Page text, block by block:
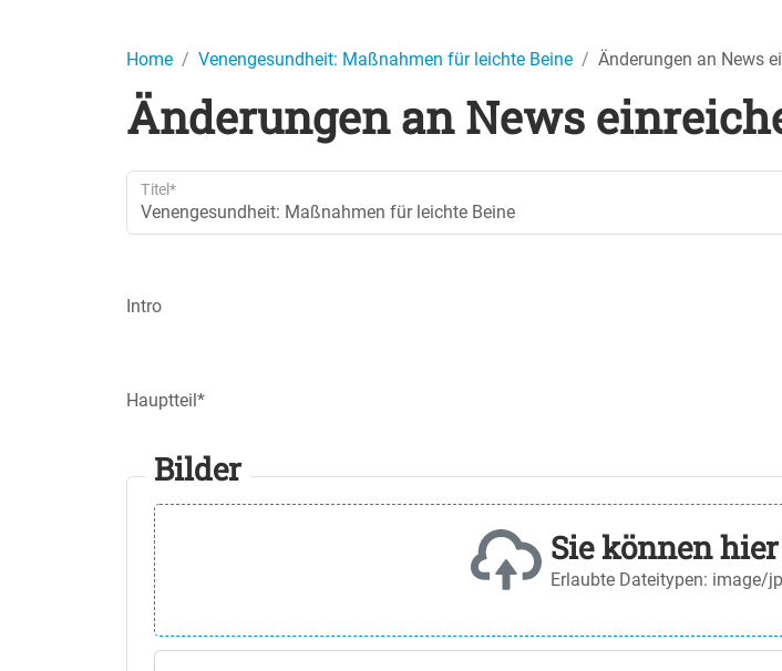
Home Venengesundheit: Maßnahmen für leichte Beine Änderungen an News
Änderungen an News
Titel
Intro
Hauptteil
Bilder
Sie können
Erlaubte Dateitypen: image/